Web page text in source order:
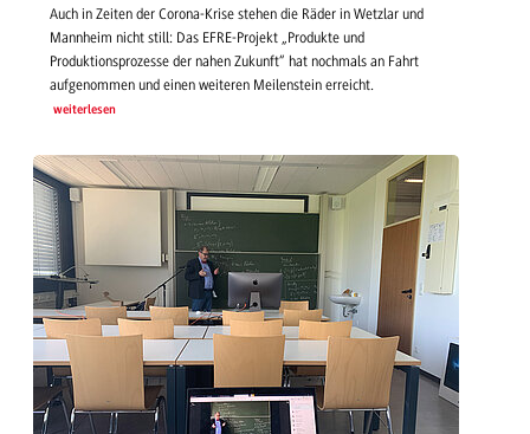
Auch in Zeiten der Corona-Krise stehen die Räder in Wetzlar und
Mannheim nicht still: Das EFRE-Projekt „Produkte und
Produktionsprozesse der nahen Zukunft“ hat nochmals an Fahrt
aufgenommen und einen weiteren Meilenstein erreicht.
weiterlesen